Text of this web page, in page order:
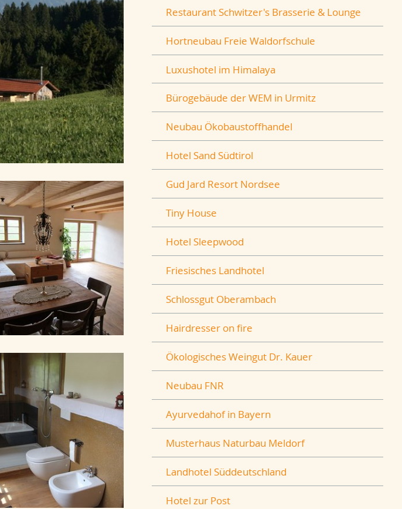
Restaurant Schwitzer's Brasserie & Lounge
Hortneubau Freie Waldorfschule
Luxushotel im Himalaya
Bürogebäude der WEM in Urmitz
Neubau Ökobaustoffhandel
Hotel Sand Südtirol
Gud Jard Resort Nordsee
Tiny House
Hotel Sleepwood
Friesisches Landhotel
Schlossgut Oberambach
Hairdresser on fire
Ökologisches Weingut Dr. Kauer
Neubau FNR
Ayurvedahof in Bayern
Musterhaus Naturbau Meldorf
Landhotel Süddeutschland
Hotel zur Post